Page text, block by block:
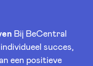
Bij BeCentral
succes,
een positieve